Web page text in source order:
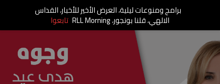
برامج ومنوعات ليلية، العرض الأخير للأخبار، القداس
الالهي، قلنا بونجور، RLL Morning تابعوا